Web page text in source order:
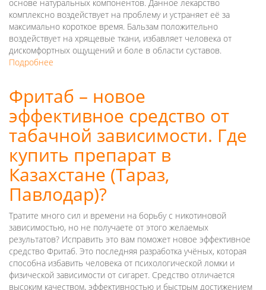
основе натуральных компонентов. Данное лекарство
комплексно воздействует на проблему и устраняет её за
максимально короткое время. Бальзам положительно
воздействует на хрящевые ткани, избавляет человека от
дискомфортных ощущений и боле в области суставов.
Подробнее
от
в
суставах
АртроХаш.
Где
купить
лекарство
по
низкой
цене
в
Казахстане
(Шу,
Кокшетау)?
Фритаб – новое
эффективное средство от
табачной зависимости. Где
купить препарат в
Казахстане (Тараз,
Павлодар)?
Тратите много сил и времени на борьбу с никотиновой
зависимостью, но не получаете от этого желаемых
результатов? Исправить это вам поможет новое эффективное
средство Фритаб. Это последняя разработка учёных, которая
способна избавить человека от психологической ломки и
физической зависимости от сигарет. Средство отличается
высоким качеством, эффективностью и быстрым достижением